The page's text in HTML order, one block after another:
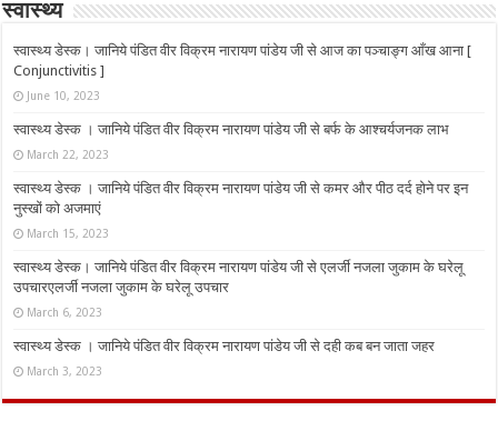
स्वास्थ्य
स्वास्थ्य डेस्क। जानिये पंडित वीर विक्रम नारायण पांडेय जी से आज का पञ्चाङ्ग आँख आना [
Conjunctivitis ]
June 10, 2023
स्वास्थ्य डेस्क । जानिये पंडित वीर विक्रम नारायण पांडेय जी से बर्फ के आश्चर्यजनक लाभ
March 22, 2023
स्वास्थ्य डेस्क । जानिये पंडित वीर विक्रम नारायण पांडेय जी से कमर और पीठ दर्द होने पर इन
नुस्‍खों को अजमाएं
March 15, 2023
स्वास्थ्य डेस्क। जानिये पंडित वीर विक्रम नारायण पांडेय जी से एलर्जी नजला जुकाम के घरेलू
उपचारएलर्जी नजला जुकाम के घरेलू उपचार
March 6, 2023
स्वास्थ्य डेस्क । जानिये पंडित वीर विक्रम नारायण पांडेय जी से दही कब बन जाता जहर
March 3, 2023